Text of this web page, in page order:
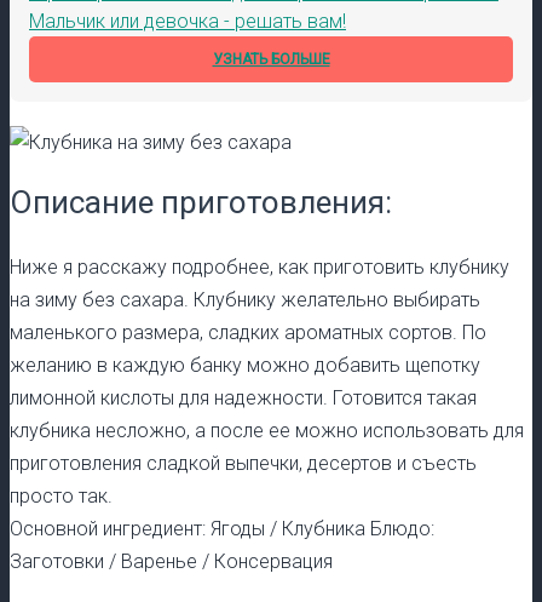
Мальчик или девочка - решать вам!
УЗНАТЬ БОЛЬШЕ
Описание приготовления:
Ниже я расскажу подробнее, как приготовить клубнику
на зиму без сахара. Клубнику желательно выбирать
маленького размера, сладких ароматных сортов. По
желанию в каждую банку можно добавить щепотку
лимонной кислоты для надежности. Готовится такая
клубника несложно, а после ее можно использовать для
приготовления сладкой выпечки, десертов и съесть
просто так.
Основной ингредиент: Ягоды / Клубника Блюдо:
Заготовки / Варенье / Консервация